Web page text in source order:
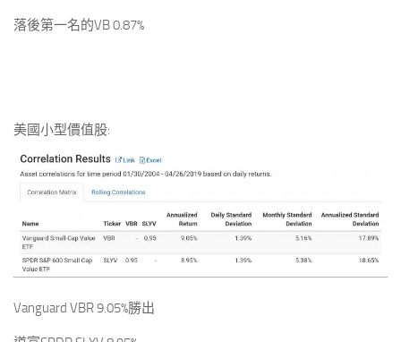
落後第一名的VB 0.87%
美國小型價值股:
Vanguard VBR 9.05%勝出